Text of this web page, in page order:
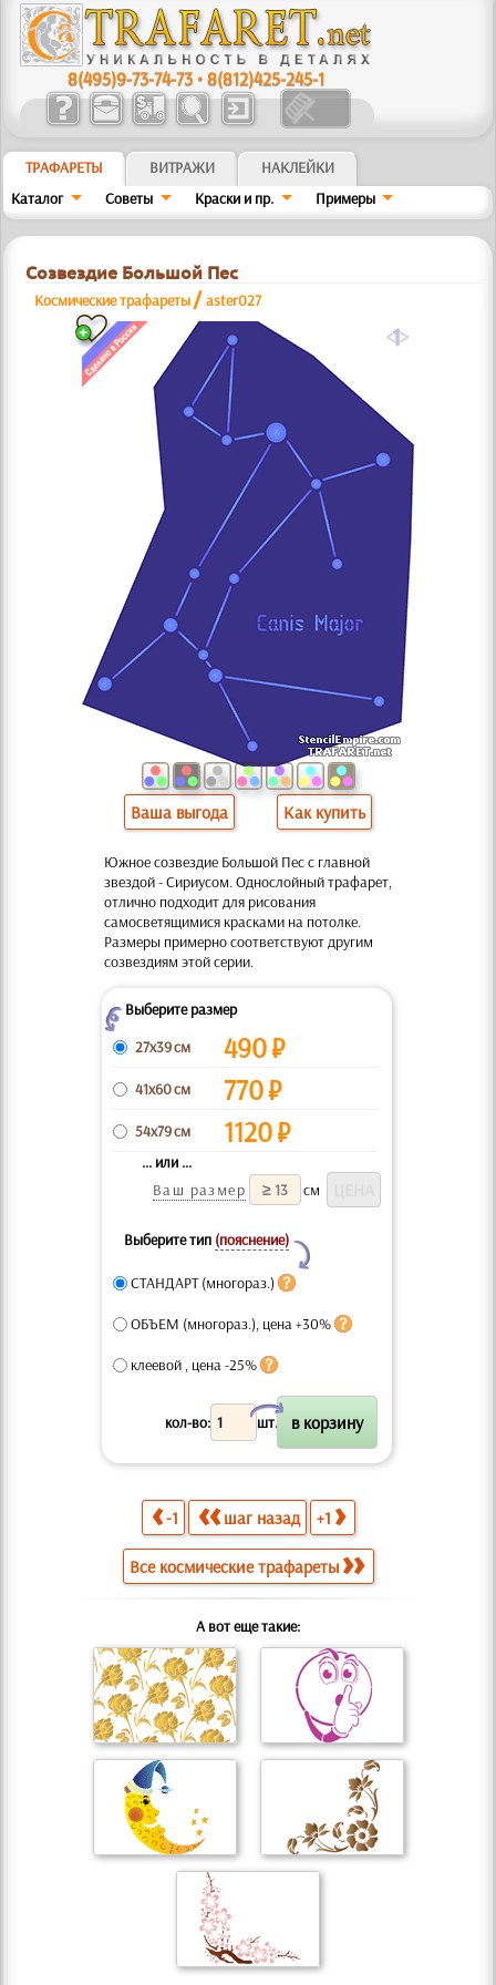
8(495)9-73-74-73 •8(812)425-245-1
ТРАФАРЕТЫ ВИТРАЖИ
НАКЛЕЙКИ
Каталог
Советы Краски и пр. Примеры
Созвездие Большой Пес
Космические трафареты /aster027
a
Ваша выгода Как купить
Южное созвездие Большой Пес с главной
звездой - Сириусом. Однослойный трафарет,
отлично подходит для рисования
самосветящимися красками на потолке.
Размеры примерно соответствуют другим
созвездиям этой серии.
ZВыберите размер
27x39 см
490₽
41x60 см 770₽
54x79 см 1120₽
... или ...
Ваш размер
см
Выберите тип (пояснение)
Y
СТАНДАРТ (многораз.)
ОБЪЕМ (многораз.), цена +30%
клеевой , цена -25%
кол-во: шт.
X
-1 шаг назад +1
Все космические трафареты
А вот еще такие: